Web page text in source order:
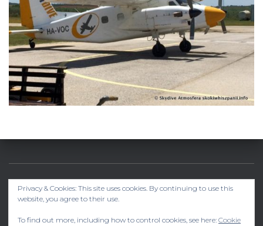
Privacy & Cookies: This site uses cookies. By continuing to use this
website, you agree to their use.
To find out more, including how to control cookies, see here: Cookie
SKOKI W HISZPANII –> SKYDIVE ATMOSFERA
KUP SOBIE COŚ YOUTUBE INSTAGRAM